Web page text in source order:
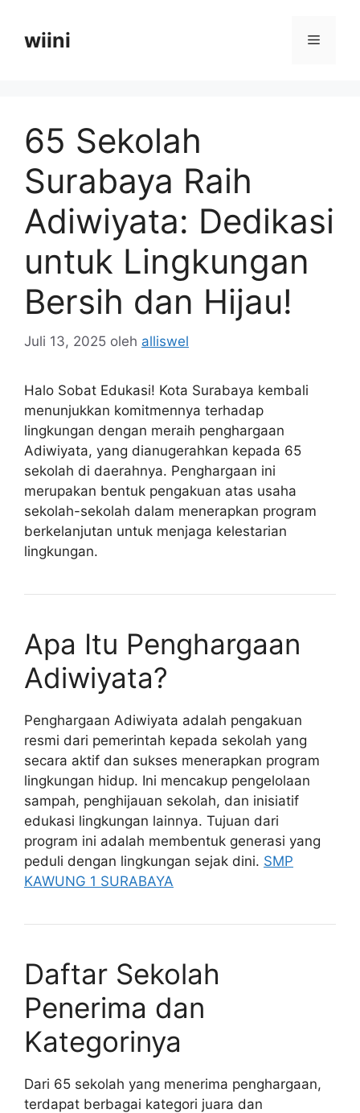
wiini Menu
65 Sekolah
Surabaya Raih
Adiwiyata: Dedikasi
untuk Lingkungan
Bersih dan Hijau!
Juli 13, 2025 oleh alliswel
Halo Sobat Edukasi! Kota Surabaya kembali
menunjukkan komitmennya terhadap
lingkungan dengan meraih penghargaan
Adiwiyata, yang dianugerahkan kepada 65
sekolah di daerahnya. Penghargaan ini
merupakan bentuk pengakuan atas usaha
sekolah-sekolah dalam menerapkan program
berkelanjutan untuk menjaga kelestarian
lingkungan.
Apa Itu Penghargaan
Adiwiyata?
Penghargaan Adiwiyata adalah pengakuan
resmi dari pemerintah kepada sekolah yang
secara aktif dan sukses menerapkan program
lingkungan hidup. Ini mencakup pengelolaan
sampah, penghijauan sekolah, dan inisiatif
edukasi lingkungan lainnya. Tujuan dari
program ini adalah membentuk generasi yang
peduli dengan lingkungan sejak dini. SMP
KAWUNG 1 SURABAYA
Daftar Sekolah
Penerima dan
Kategorinya
Dari 65 sekolah yang menerima penghargaan,
terdapat berbagai kategori juara dan